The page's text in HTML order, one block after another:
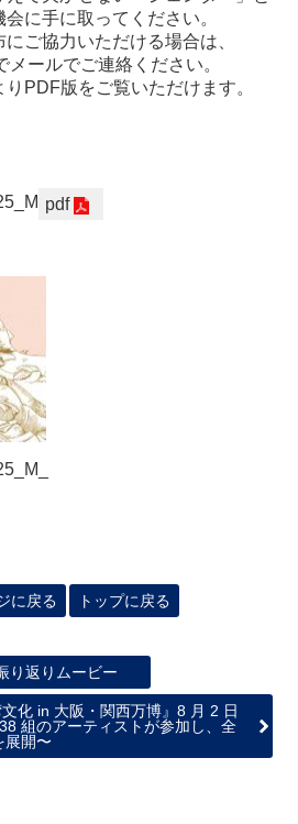
に手に取ってください。
ご協力いただける場合は、
メールでご連絡ください。
PDF版をご覧いただけます。
pdf
に戻る トップに戻る
り返りムービー
⽂化 in ⼤阪・関⻄万博』8 ⽉ 2 ⽇
組のアーティストが参加し、全
展開〜